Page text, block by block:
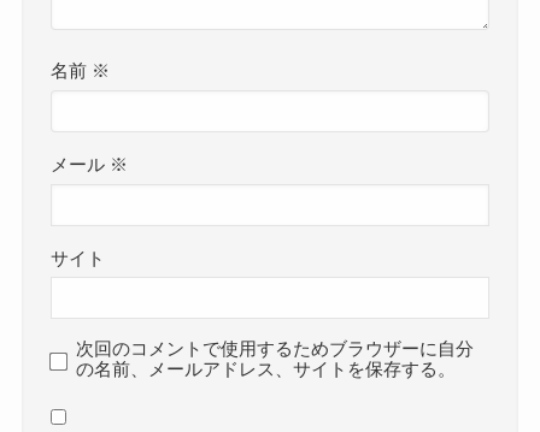
名前 ※
メール ※
サイト
次回のコメントで使用するためブラウザーに自分
の名前、メールアドレス、サイトを保存する。